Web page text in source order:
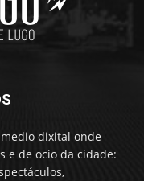
dixital onde
e de ocio da cidade: